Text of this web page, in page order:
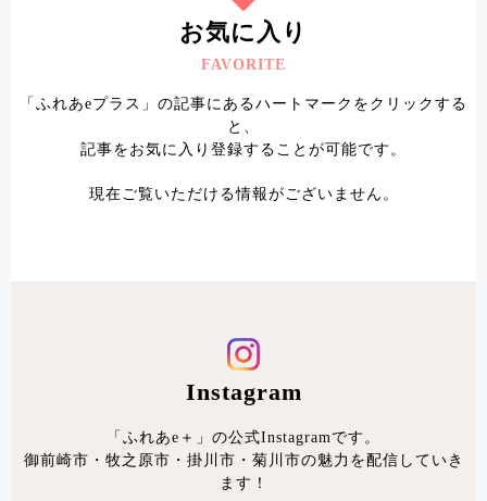
#牧之原テイクアウト #牧之原子連れ
#牧之原ランチ
#御前崎ランチ
お気に入り
FAVORITE
「ふれあeプラス」の記事にあるハートマークをクリックする
と、
記事をお気に入り登録することが可能です。
現在ご覧いただける情報がございません。
Instagram
「ふれあe＋」の公式Instagramです。
御前崎市・牧之原市・掛川市・菊川市の魅力を配信していき
ます！